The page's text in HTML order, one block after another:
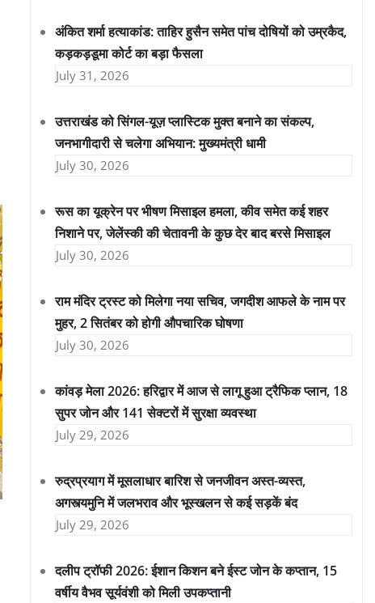
अंकित शर्मा हत्याकांड: ताहिर हुसैन समेत पांच दोषियों को उम्रकैद,
कड़कड़डूमा कोर्ट का बड़ा फैसला
July 31, 2026
उत्तराखंड को सिंगल-यूज़ प्लास्टिक मुक्त बनाने का संकल्प,
जनभागीदारी से चलेगा अभियान: मुख्यमंत्री धामी
July 30, 2026
रूस का यूक्रेन पर भीषण मिसाइल हमला, कीव समेत कई शहर
निशाने पर, जेलेंस्की की चेतावनी के कुछ देर बाद बरसे मिसाइल
July 30, 2026
राम मंदिर ट्रस्ट को मिलेगा नया सचिव, जगदीश आफले के नाम पर
मुहर, 2 सितंबर को होगी औपचारिक घोषणा
July 30, 2026
कांवड़ मेला 2026: हरिद्वार में आज से लागू हुआ ट्रैफिक प्लान, 18
सुपर जोन और 141 सेक्टरों में सुरक्षा व्यवस्था
July 29, 2026
रुद्रप्रयाग में मूसलाधार बारिश से जनजीवन अस्त-व्यस्त,
अगस्त्यमुनि में जलभराव और भूस्खलन से कई सड़कें बंद
July 29, 2026
दलीप ट्रॉफी 2026: ईशान किशन बने ईस्ट जोन के कप्तान, 15
वर्षीय वैभव सूर्यवंशी को मिली उपकप्तानी